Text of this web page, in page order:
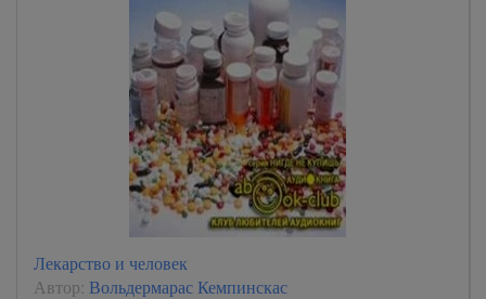
Лекарство и человек
Автор: Вольдермарас Кемпинскас